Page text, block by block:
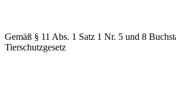
Gemäß § 11 Abs. 1 Satz 1 Nr. 5 und 8
Tierschutzgesetz